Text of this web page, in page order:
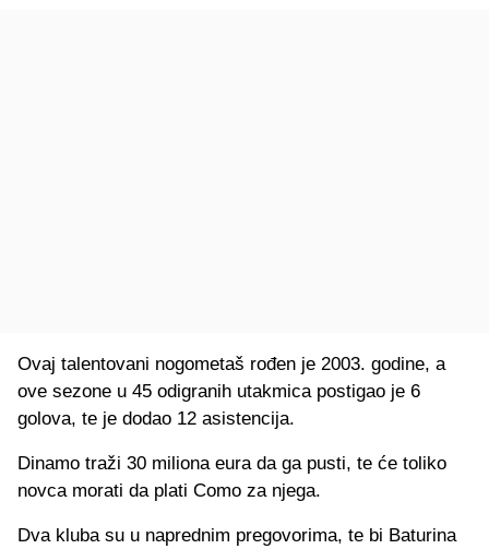
Ovaj talentovani nogometaš rođen je 2003. godine, a
ove sezone u 45 odigranih utakmica postigao je 6
golova, te je dodao 12 asistencija.
Dinamo traži 30 miliona eura da ga pusti, te će toliko
novca morati da plati Como za njega.
Dva kluba su u naprednim pregovorima, te bi Baturina